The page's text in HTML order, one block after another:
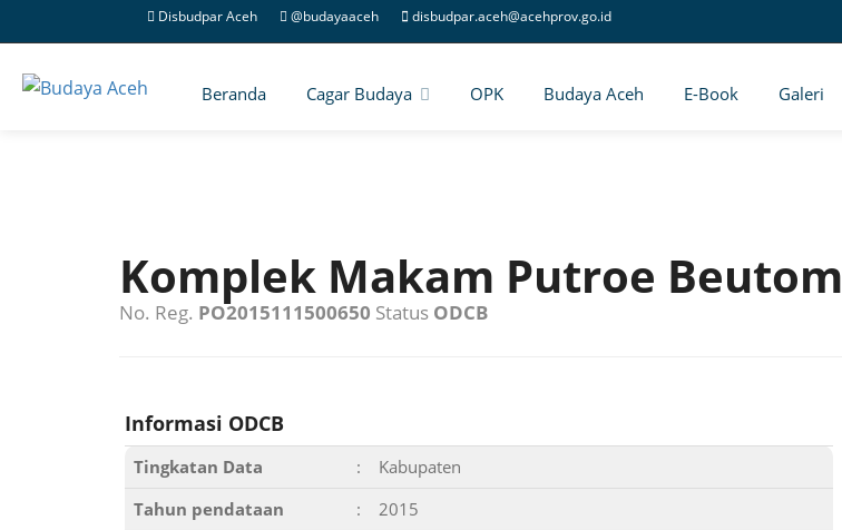
Disbudpar Aceh @budayaaceh disbudpar.aceh@acehprov.go.id
Beranda Cagar Budaya OPK Budaya Aceh E-Book Galeri
Komplek Makam Putroe Beutom
No. Reg. PO2015111500650 Status ODCB
Informasi ODCB
Tingkatan Data :
Kabupaten
Tahun pendataan
:
2015